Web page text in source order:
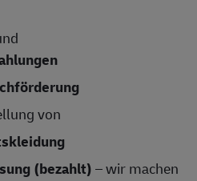
von
(bezahlt)– wir machen